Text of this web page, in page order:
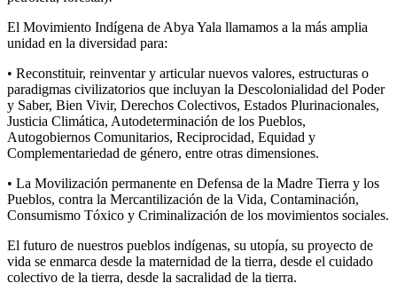
El Movimiento Indígena de Abya Yala llamamos a la más amplia
unidad en la diversidad para:
• Reconstituir, reinventar y articular nuevos valores, estructuras o
paradigmas civilizatorios que incluyan la Descolonialidad del Poder
y Saber, Bien Vivir, Derechos Colectivos, Estados Plurinacionales,
Justicia Climática, Autodeterminación de los Pueblos,
Autogobiernos Comunitarios, Reciprocidad, Equidad y
Complementariedad de género, entre otras dimensiones.
• La Movilización permanente en Defensa de la Madre Tierra y los
Pueblos, contra la Mercantilización de la Vida, Contaminación,
Consumismo Tóxico y Criminalización de los movimientos sociales.
El futuro de nuestros pueblos indígenas, su utopía, su proyecto de
vida se enmarca desde la maternidad de la tierra, desde el cuidado
colectivo de la tierra, desde la sacralidad de la tierra.